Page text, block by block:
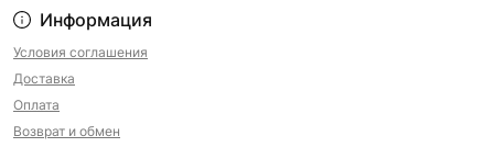
Информация
Условия соглашения
Доставка
Оплата
Возврат и обмен